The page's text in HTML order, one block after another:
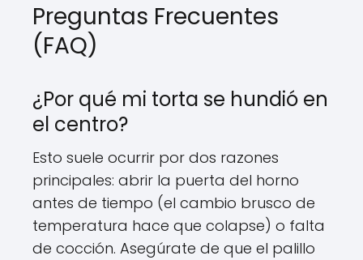
Preguntas Frecuentes
(FAQ)
¿Por qué mi torta se hundió en
el centro?
Esto suele ocurrir por dos razones
principales: abrir la puerta del horno
antes de tiempo (el cambio brusco de
temperatura hace que colapse) o falta
de cocción. Asegúrate de que el palillo